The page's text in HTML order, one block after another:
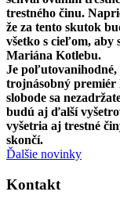
trestného činu.
že za tento skutok
všetko s cieľom,
Mariána Kotlebu.
Je
trojnásobný premiér
slobode sa
budú aj ďalší
vyšetria aj trestné
skončí.
Ďalšie novinky
Kontakt